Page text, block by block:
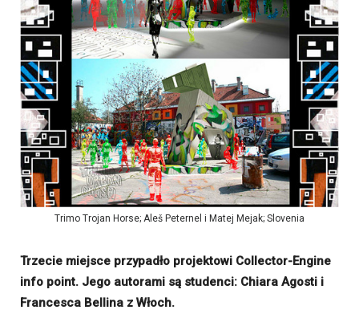
Trimo Trojan Horse; Aleš Peternel i Matej Mejak; Slovenia
Trzecie miejsce przypadło projektowi Collector-Engine
info point. Jego autorami są studenci: Chiara Agosti i
Francesca Bellina z Włoch.